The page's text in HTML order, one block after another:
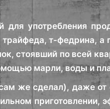
употребления
т-федрина, а
стоявший по всей
марли, воды и
же сделал), даже от
приготовлении,